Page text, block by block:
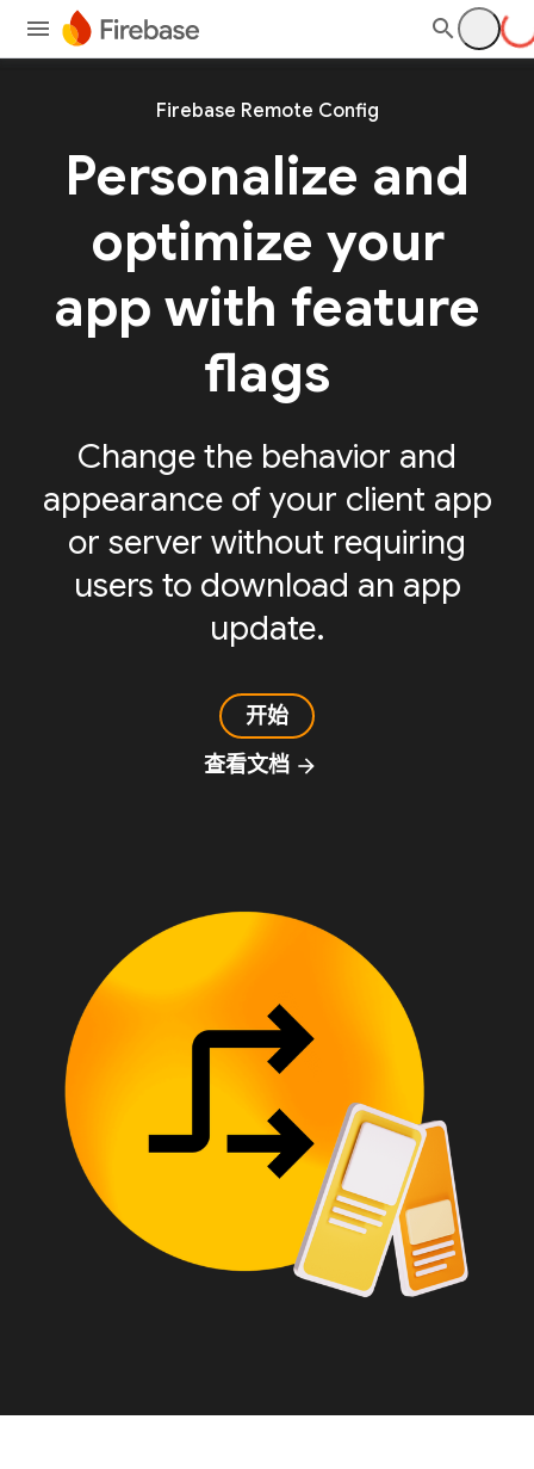
Firebase Remote Config
Personalize and
optimize your
app with feature
flags
Change the behavior and
appearance of your client app
or server without requiring
users to download an app
update.
开始
查看文档 arrow_forward